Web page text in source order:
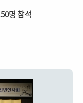
명 참석